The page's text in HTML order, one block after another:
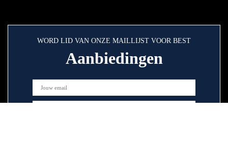
WORD LID VAN ONZE MAILLIJST VOOR BEST
Aanbiedingen